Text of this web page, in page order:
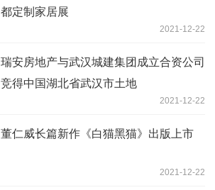
都定制家居展
2021-12-22
瑞安房地产与武汉城建集团成立合资公司
竞得中国湖北省武汉市土地
2021-12-22
董仁威长篇新作《白猫黑猫》出版上市
2021-12-22